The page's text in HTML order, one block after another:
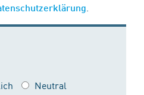
Neutral